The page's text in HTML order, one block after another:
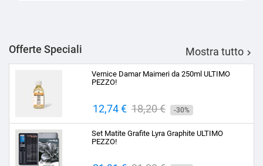
Offerte Speciali Mostra tutto 
Vernice Damar Maimeri da 250ml ULTIMO
PEZZO!
Prezzo
12,74 € Prezzo
base
18,20 € -30%
Set Matite Grafite Lyra Graphite ULTIMO
PEZZO!